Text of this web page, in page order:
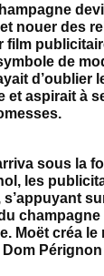
nouer des
film
de
d’oublier
et aspirait à
sous la
les
Moët créa le